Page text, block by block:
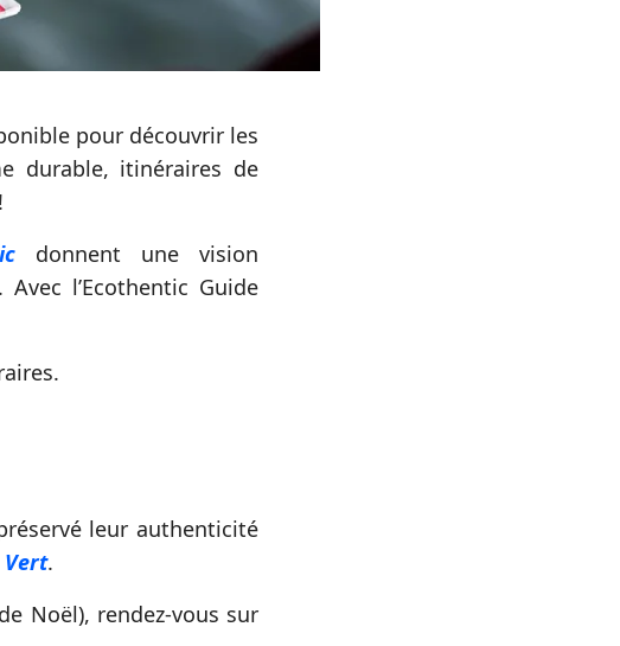
pour découvrir les
durable, itinéraires de
donnent une vision
Avec l’Ecothentic Guide
leur authenticité
Vert.
Noël), rendez-vous sur